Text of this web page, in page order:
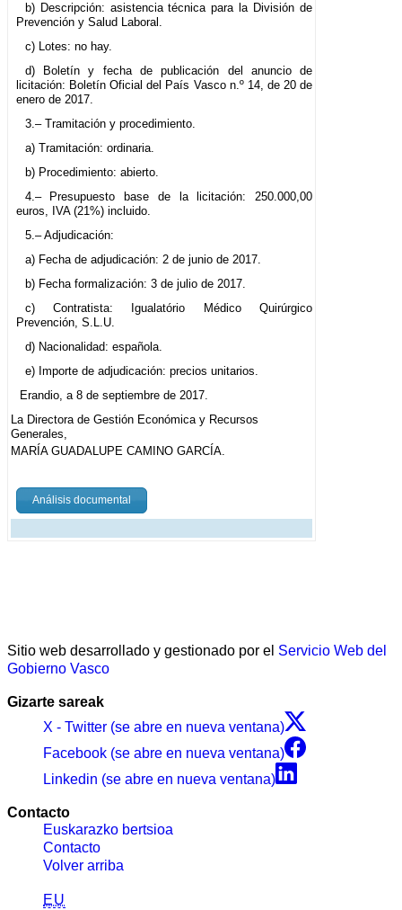
b) Descripción: asistencia técnica para la División de
Prevención y Salud Laboral.
c) Lotes: no hay.
d) Boletín y fecha de publicación del anuncio de
licitación: Boletín Oficial del País Vasco n.º 14, de 20 de
enero de 2017.
3.– Tramitación y procedimiento.
a) Tramitación: ordinaria.
b) Procedimiento: abierto.
4.– Presupuesto base de la licitación: 250.000,00
euros, IVA (21%) incluido.
5.– Adjudicación:
a) Fecha de adjudicación: 2 de junio de 2017.
b) Fecha formalización: 3 de julio de 2017.
c) Contratista: Igualatório Médico Quirúrgico
Prevención, S.L.U.
d) Nacionalidad: española.
e) Importe de adjudicación: precios unitarios.
Erandio, a 8 de septiembre de 2017.
La Directora de Gestión Económica y Recursos
Generales,
MARÍA GUADALUPE CAMINO GARCÍA.
Análisis documental
Sitio web desarrollado y gestionado por el Servicio Web del
Gobierno Vasco
Gizarte sareak
X - Twitter (se abre en nueva ventana)
Facebook (se abre en nueva ventana)
Linkedin (se abre en nueva ventana)
Contacto
Euskarazko bertsioa
Contacto
Volver arriba
EU